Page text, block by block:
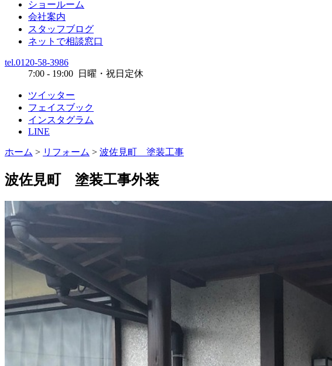
ショールーム
会社案内
スタッフブログ
ネットで相談窓口
tel.0120-58-3986
7:00 - 19:00 日曜・祝日定休
ツイッター
フェイスブック
インスタグラム
LINE
ホーム > リフォーム > 波佐見町 塗装工事
波佐見町 塗装工事外装